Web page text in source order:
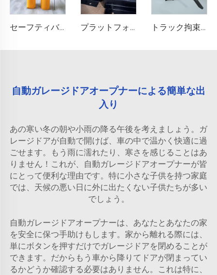
セーフティバリア プラットフォーム衝突防止ブロック トラック拘束システム
自動ガレージドアオープナーによる簡単な出
入り
あの寒い冬の朝や小雨の降る午後を考えましょう。ガ
レージドアが自動で開けば、車の中で温かく快適に過
ごせます。もう雨に濡れたり、寒さを感じることはあ
りません！これが、自動ガレージドアオープナーが皆
にとって便利な理由です。特に小さな子供を持つ家庭
では、天候の悪い日に外に出たくない子供たちが多い
でしょう。
自動ガレージドアオープナーは、あなたとあなたの家
を安全に保つ手助けもします。家から離れる際には、
単にボタンを押すだけでガレージドアを閉めることが
できます。だからもう車から降りてドアが閉まってい
るかどうか確認する必要はありません。これは特に、